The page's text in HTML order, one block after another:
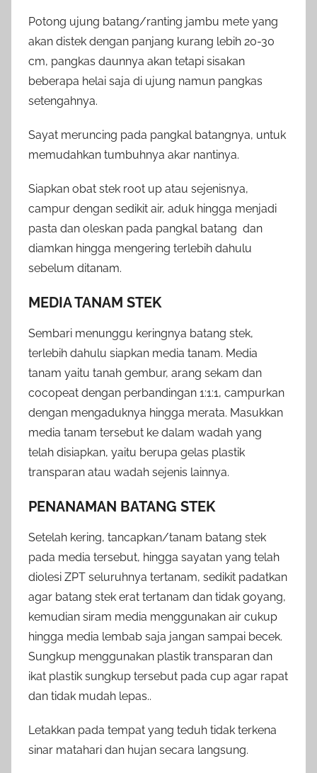
Potong ujung batang/ranting jambu mete yang
akan distek dengan panjang kurang lebih 20-30
cm, pangkas daunnya akan tetapi sisakan
beberapa helai saja di ujung namun pangkas
setengahnya.
Sayat meruncing pada pangkal batangnya, untuk
memudahkan tumbuhnya akar nantinya.
Siapkan obat stek root up atau sejenisnya,
campur dengan sedikit air, aduk hingga menjadi
pasta dan oleskan pada pangkal batang dan
diamkan hingga mengering terlebih dahulu
sebelum ditanam.
MEDIA TANAM STEK
Sembari menunggu keringnya batang stek,
terlebih dahulu siapkan media tanam. Media
tanam yaitu tanah gembur, arang sekam dan
cocopeat dengan perbandingan 1:1:1, campurkan
dengan mengaduknya hingga merata. Masukkan
media tanam tersebut ke dalam wadah yang
telah disiapkan, yaitu berupa gelas plastik
transparan atau wadah sejenis lainnya.
PENANAMAN BATANG STEK
Setelah kering, tancapkan/tanam batang stek
pada media tersebut, hingga sayatan yang telah
diolesi ZPT seluruhnya tertanam, sedikit padatkan
agar batang stek erat tertanam dan tidak goyang,
kemudian siram media menggunakan air cukup
hingga media lembab saja jangan sampai becek.
Sungkup menggunakan plastik transparan dan
ikat plastik sungkup tersebut pada cup agar rapat
dan tidak mudah lepas..
Letakkan pada tempat yang teduh tidak terkena
sinar matahari dan hujan secara langsung.